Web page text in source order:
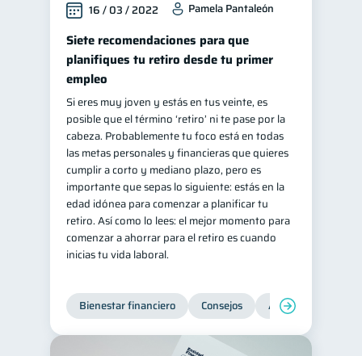
16 / 03 / 2022 Pamela Pantaleón
Siete recomendaciones para que
planifiques tu retiro desde tu primer
empleo
Si eres muy joven y estás en tus veinte, es
posible que el término ‘retiro’ ni te pase por la
cabeza. Probablemente tu foco está en todas
las metas personales y financieras que quieres
cumplir a corto y mediano plazo, pero es
importante que sepas lo siguiente: estás en la
edad idónea para comenzar a planificar tu
retiro. Así como lo lees: el mejor momento para
comenzar a ahorrar para el retiro es cuando
inicias tu vida laboral.
Bienestar financiero Consejos Ahorro